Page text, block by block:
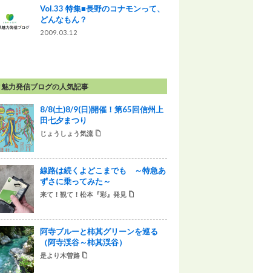
Vol.33 特集■長野のコナモンって、
どんなもん？
2009.03.12
魅力発信ブログの人気記事
8/8(土)8/9(日)開催！第65回信州上
田七夕まつり
じょうしょう気流
線路は続くよどこまでも ～特急あ
ずさに乗ってみた～
来て！観て！松本『彩』発見
阿寺ブルーと柿其グリーンを巡る
（阿寺渓谷～柿其渓谷）
是より木曽路